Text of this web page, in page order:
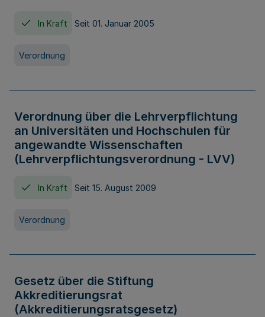
In Kraft Seit 01. Januar 2005
Verordnung
Verordnung über die Lehrverpflichtung
an Universitäten und Hochschulen für
angewandte Wissenschaften
(Lehrverpflichtungsverordnung - LVV)
In Kraft Seit 15. August 2009
Verordnung
Gesetz über die Stiftung
Akkreditierungsrat
(Akkreditierungsratsgesetz)